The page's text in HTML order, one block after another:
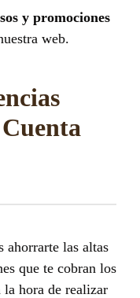
y promociones
web.
ahorrarte las altas
que te cobran los
la hora de realizar